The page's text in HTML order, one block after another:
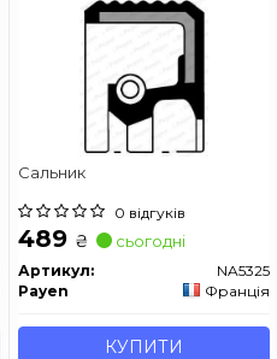
Сальник
0 відгуків
489 ₴ сьогодні
Артикул:
NA5325
Payen
Франція
КУПИТИ